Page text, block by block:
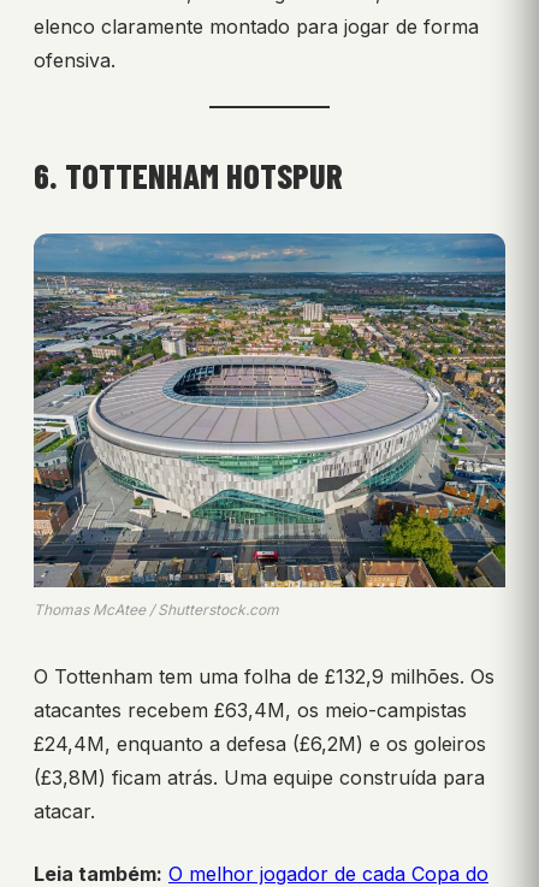
elenco claramente montado para jogar de forma
ofensiva.
6. TOTTENHAM HOTSPUR
Thomas McAtee / Shutterstock.com
O Tottenham tem uma folha de £132,9 milhões. Os
atacantes recebem £63,4M, os meio-campistas
£24,4M, enquanto a defesa (£6,2M) e os goleiros
(£3,8M) ficam atrás. Uma equipe construída para
atacar.
Leia também: O melhor jogador de cada Copa do